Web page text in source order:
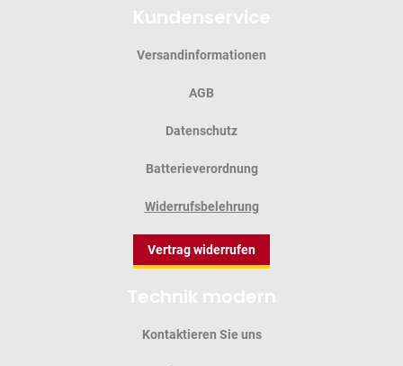
Versandinformationen
AGB
Datenschutz
Batterieverordnung
Widerrufsbelehrung
Vertrag widerrufen
Kontaktieren Sie uns